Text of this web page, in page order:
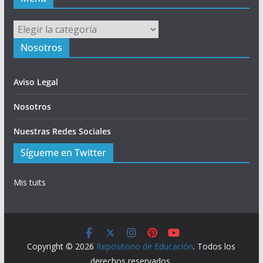
Menú
Nosotros
Aviso Legal
Nosotros
Nuestras Redes Sociales
Sígueme en Twitter
Mis tuits
Copyright © 2026 Repositorio de Educación. Todos los